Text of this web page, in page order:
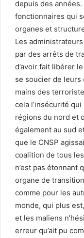
depuis des
fonctionnaires qui
organes et
Les
par des arrêts de
d’avoir fait libérer
se soucier de leurs
mains des
cela l’insécurité qui
régions du nord et
également au sud
que le CNSP
coalition de tous
n’est pas étonnant
organe de
comme pour les
monde, qui plus
et les maliens
erreur qu’ait pu